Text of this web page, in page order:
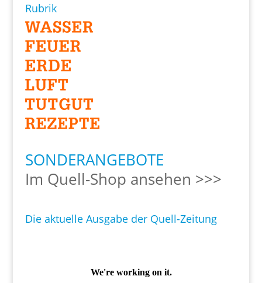
Rubrik
SONDERANGEBOTE
Im Quell-Shop ansehen >>>
Die aktuelle Ausgabe der Quell-Zeitung